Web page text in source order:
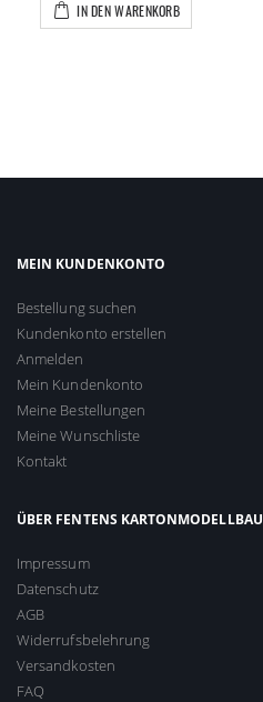
IN DEN WARENKORB
MEIN KUNDENKONTO
Bestellung suchen
Kundenkonto erstellen
Anmelden
Mein Kundenkonto
Meine Bestellungen
Meine Wunschliste
Kontakt
ÜBER FENTENS KARTONMODELLBAU
Impressum
Datenschutz
AGB
Widerrufsbelehrung
Versandkosten
FAQ